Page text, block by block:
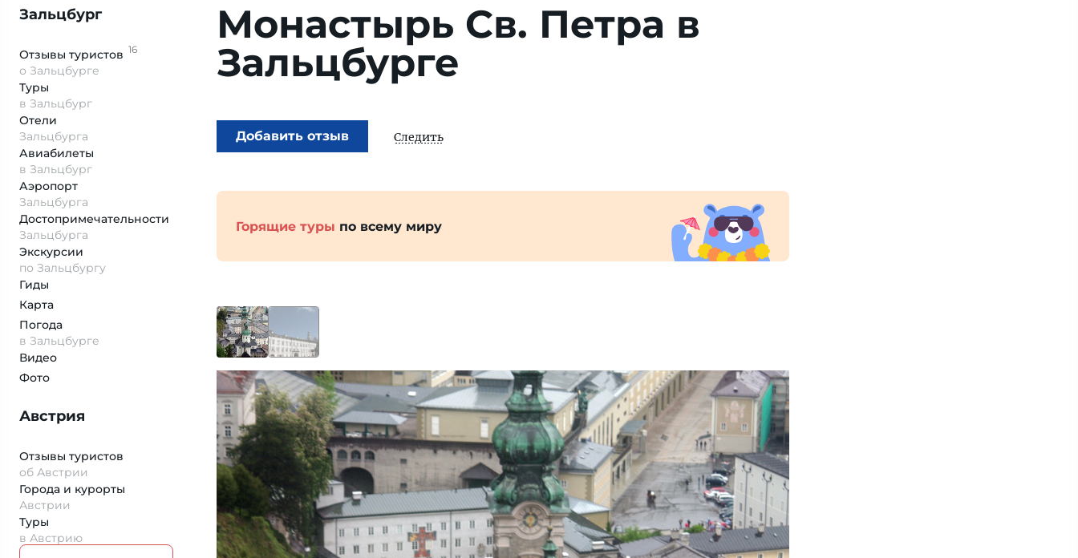
Зальцбург
Отзывы туристов 16
о Зальцбурге
Туры
в Зальцбург
Отели
Зальцбурга
Авиабилеты
в Зальцбург
Аэропорт
Зальцбурга
Достопримеча­тельности
Зальцбурга
Экскурсии
по Зальцбургу
Гиды
Карта
Погода
в Зальцбурге
Видео
Фото
Австрия
Отзывы туристов
об Австрии
Города и курорты
Австрии
Туры
в Австрию
Монастырь Св. Петра в
Зальцбурге
Добавить отзыв Следить
Горящие туры по всему миру